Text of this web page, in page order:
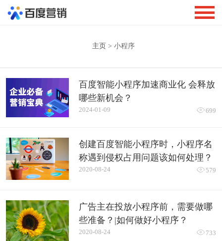
主页 > 小程序
百度智能小程序加速商业化 会释放
哪些新机会？
2024-01-09 699
创建百度智能小程序时，小程序名
称遇到侵权占用问题该如何处理？
2020-08-24  579
广告主在投放小程序前，需要做哪
些准备？|如何做好小程序？
2020-08-24  733